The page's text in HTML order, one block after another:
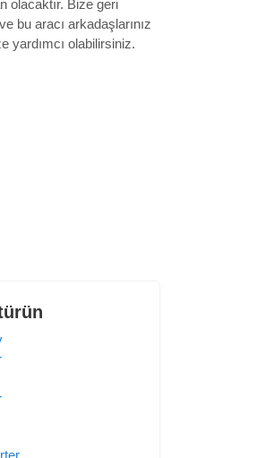
olacaktır. Bize geri
bu aracı arkadaşlarınız
yardımcı olabilirsiniz.